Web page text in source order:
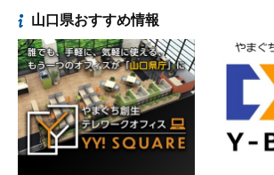
山口県おすすめ情報